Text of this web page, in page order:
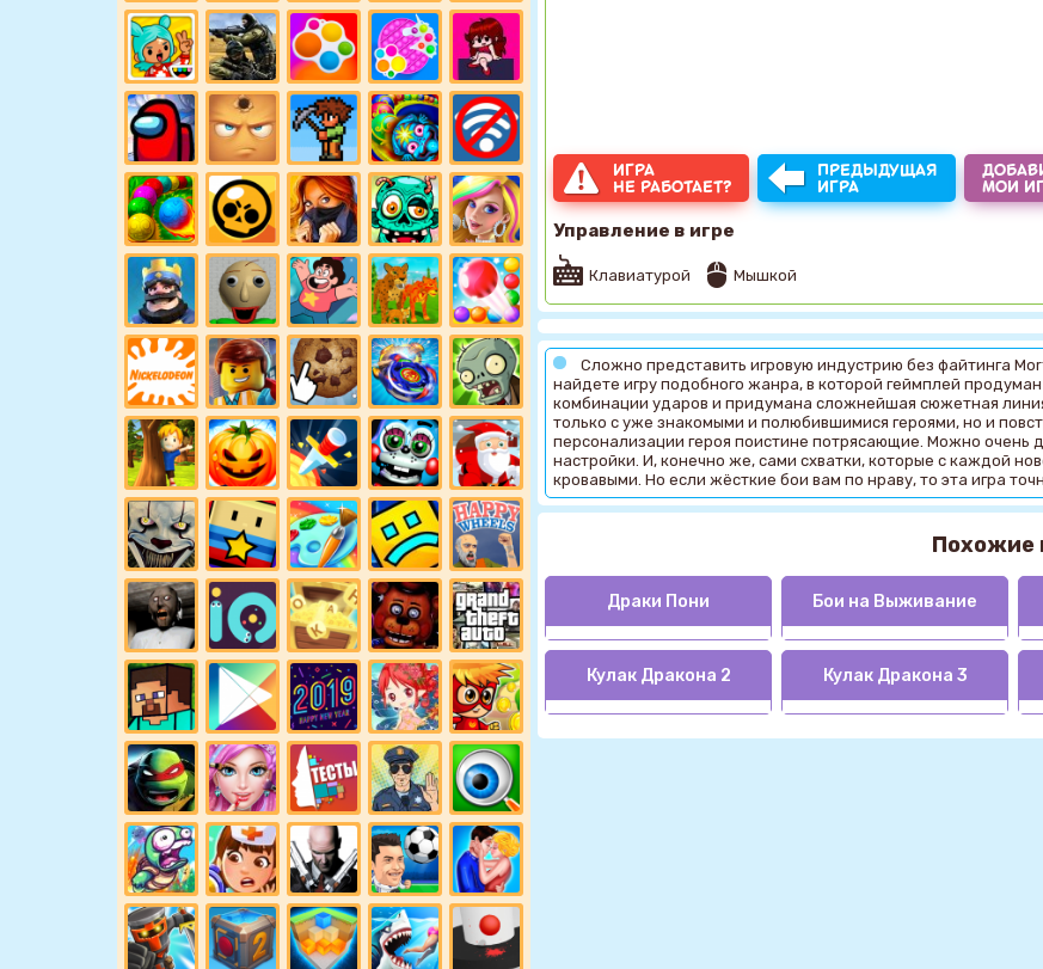
ИГРА
НЕ РАБОТАЕТ?
ПРЕДЫДУЩАЯ
ИГРА
МОИ
Управление в игре
Клавиатурой Мышкой
Сложно представить игровую индустрию без файтинга
найдете игру подобного жанра, в которой геймплей
комбинации ударов и придумана сложнейшая сюжетная
только с уже знакомыми и полюбившимися героями, но и
персонализации героя поистине потрясающие. Можно очень
настройки. И, конечно же, сами схватки, которые с каждой
кровавыми. Но если жёсткие бои вам по нраву, то эта игра
Похожие
Драки Пони Бои на Выживание
Кулак Дракона 2 Кулак Дракона 3